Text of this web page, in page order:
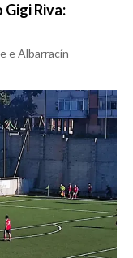
Riva:
e Albarracín